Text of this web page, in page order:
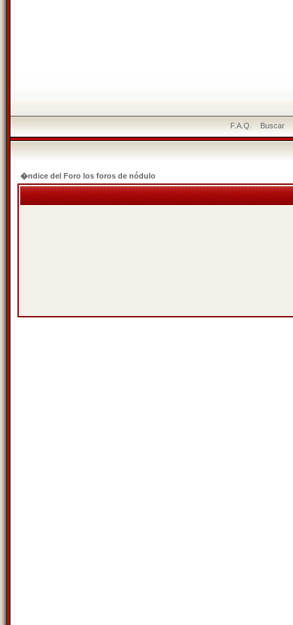
F.A.Q. Buscar
�ndice del Foro los foros de nódulo